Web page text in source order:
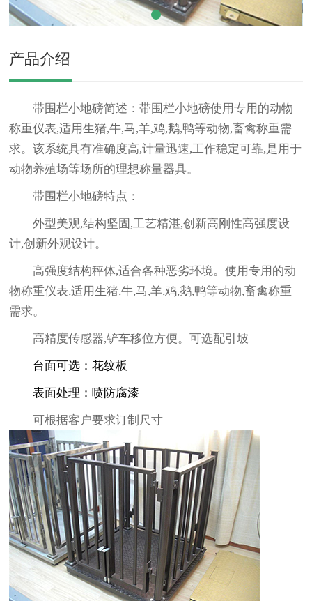
产品介绍
带围栏小地磅简述：带围栏小地磅使用专用的动物
称重仪表,适用生猪,牛,马,羊,鸡,鹅,鸭等动物,畜禽称重需
求。该系统具有准确度高,计量迅速,工作稳定可靠,是用于
动物养殖场等场所的理想称量器具。
带围栏小地磅特点：
外型美观,结构坚固,工艺精湛,创新高刚性高强度设
计,创新外观设计。
高强度结构秤体,适合各种恶劣环境。使用专用的动
物称重仪表,适用生猪,牛,马,羊,鸡,鹅,鸭等动物,畜禽称重
需求。
高精度传感器,铲车移位方便。可选配引坡
台面可选：花纹板
表面处理 ：喷防腐漆
可根据客户要求订制尺寸